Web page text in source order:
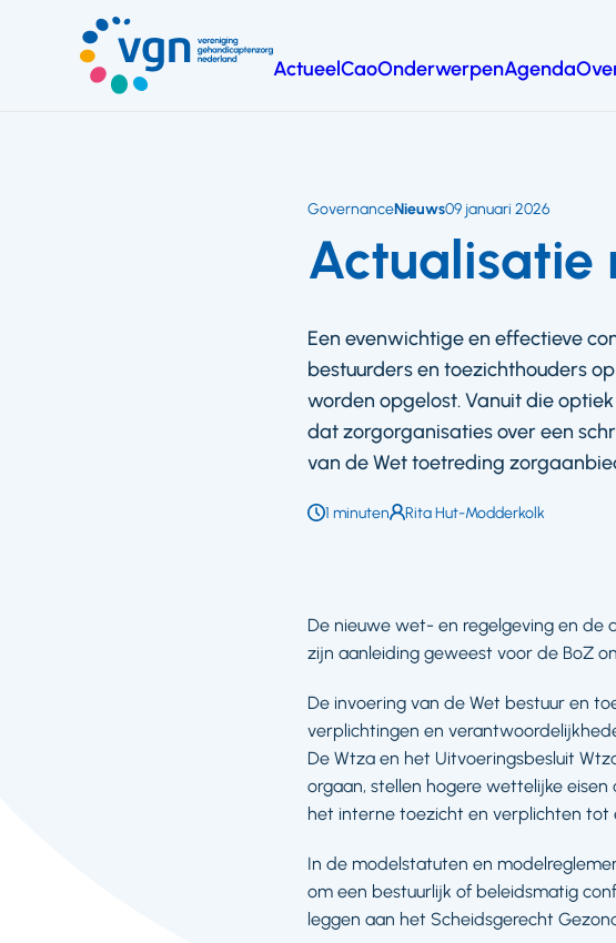
hoofdinhoud
ActueelCaoOnderwerpenAgenda
Actualisatie
GovernanceNieuws09 januari 2026
Een evenwichtige en effectieve
bestuurders en toezichthouders
worden opgelost. Vanuit die
dat zorgorganisaties over een
van de Wet toetreding
Leestijd:
1 minuten Auteur:
Rita Hut-Modderkolk
De nieuwe wet- en regelgeving en de
zijn aanleiding geweest voor de BoZ
De invoering van de Wet bestuur en
verplichtingen en
De Wtza en het Uitvoeringsbesluit
orgaan, stellen hogere wettelijke
het interne toezicht en verplichten tot
In de modelstatuten en
om een bestuurlijk of beleidsmatig
leggen aan het Scheidsgerecht